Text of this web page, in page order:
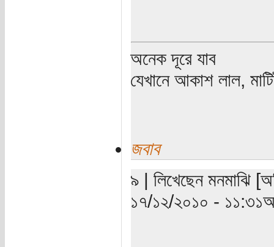
অনেক দূরে যাব
যেখানে আকাশ লাল,
জবাব
৯ | লিখেছেন মনমাঝি
১৭/১২/২০১০ -